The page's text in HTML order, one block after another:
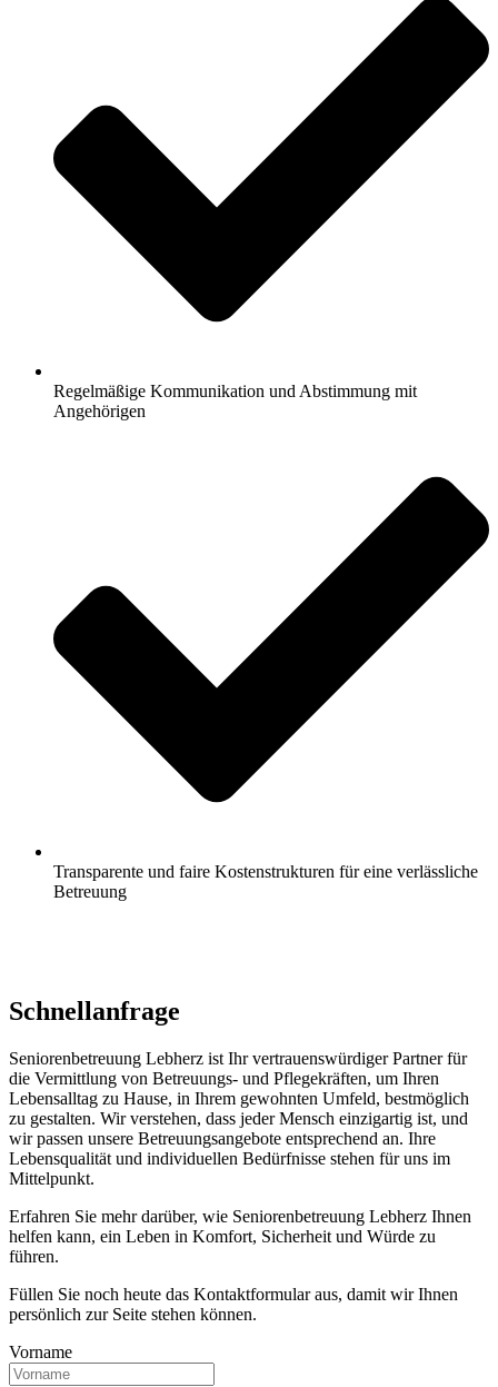
Regelmäßige Kommunikation und Abstimmung mit
Angehörigen
Transparente und faire Kostenstrukturen für eine verlässliche
Betreuung
Schnell­anfrage
Seniorenbetreuung Lebherz ist Ihr vertrauenswürdiger Partner für
die Vermittlung von Betreuungs- und Pflegekräften, um Ihren
Lebensalltag zu Hause, in Ihrem gewohnten Umfeld, bestmöglich
zu gestalten. Wir verstehen, dass jeder Mensch einzigartig ist, und
wir passen unsere Betreuungsangebote entsprechend an. Ihre
Lebensqualität und individuellen Bedürfnisse stehen für uns im
Mittelpunkt.
Erfahren Sie mehr darüber, wie Seniorenbetreuung Lebherz Ihnen
helfen kann, ein Leben in Komfort, Sicherheit und Würde zu
führen.
Füllen Sie noch heute das Kontaktformular aus, damit wir Ihnen
persönlich zur Seite stehen können.
Vorname